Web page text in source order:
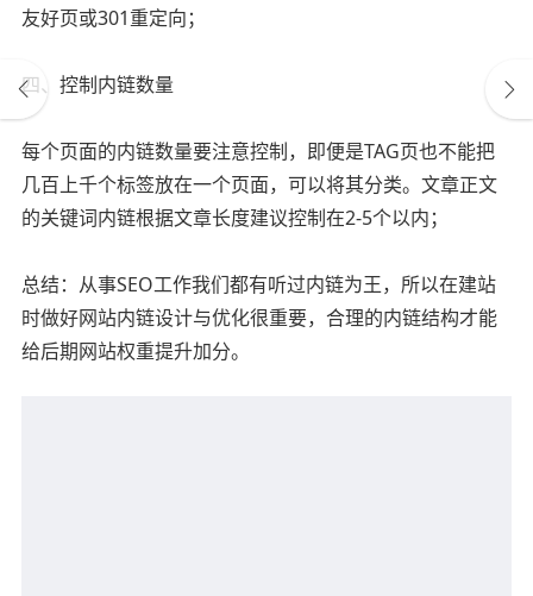
友好页或301重定向；
四、控制内链数量
每个页面的内链数量要注意控制，即便是TAG页也不能把
几百上千个标签放在一个页面，可以将其分类。文章正文
的关键词内链根据文章长度建议控制在2-5个以内；
总结：从事SEO工作我们都有听过内链为王，所以在建站
时做好网站内链设计与优化很重要，合理的内链结构才能
给后期网站权重提升加分。